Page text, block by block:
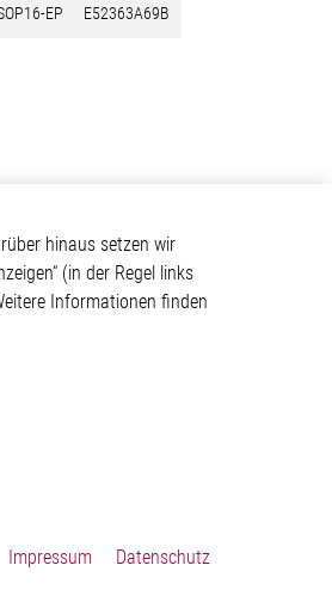
EP E52363A69B
SE
hinaus setzen wir
(in der Regel links
Informationen finden
Impressum Datenschutz